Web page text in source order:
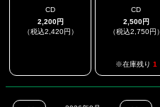
CD
2,200円
（税込2,420円）
CD
2,500円
（税込2,750円）
※在庫残り 1